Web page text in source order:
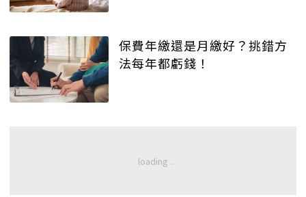
保費年繳還是月繳好？挑錯方
法每年都虧錢！